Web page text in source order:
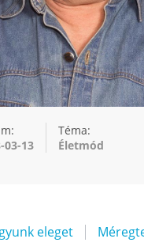
03-13
Téma:
Életmód
eleget